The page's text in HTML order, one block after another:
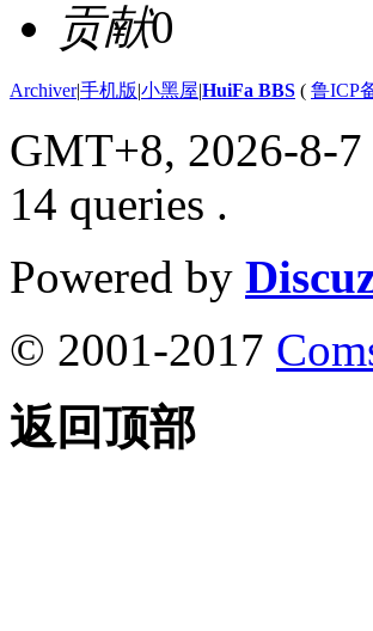
贡献0
Archiver|手机版|小黑屋|HuiFa BBS ( 鲁ICP
GMT+8, 2026-8-7
14 queries .
Powered by
© 2001-2017
返回顶部